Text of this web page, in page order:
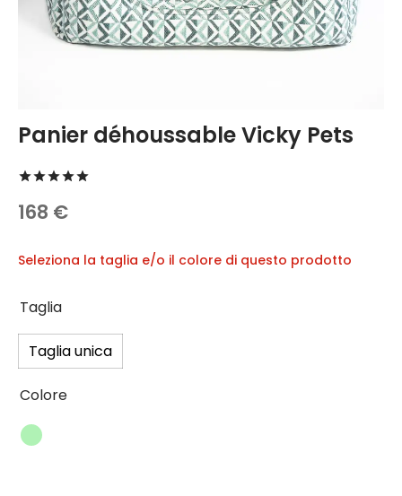
Panier déhoussable Vicky Pets
168 €
Seleziona la taglia e/o il colore di questo prodotto
Taglia
Taglia unica
Colore
🍪
da nuoto